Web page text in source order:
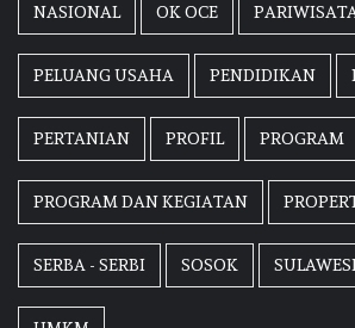
NASIONAL OK OCE
PELUANG USAHA PENDIDIKAN
PERTANIAN PROFIL PROGRAM
PROGRAM DAN KEGIATAN
SERBA - SERBI SOSOK